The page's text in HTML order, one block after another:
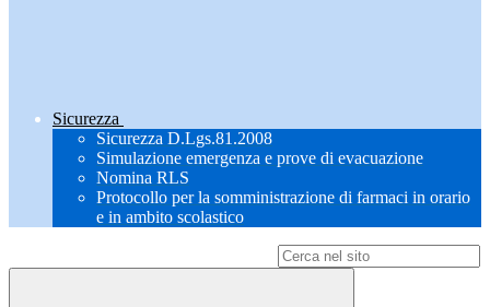
Sicurezza
Sicurezza D.Lgs.81.2008
Simulazione emergenza e prove di evacuazione
Nomina RLS
Protocollo per la somministrazione di farmaci in orario
e in ambito scolastico